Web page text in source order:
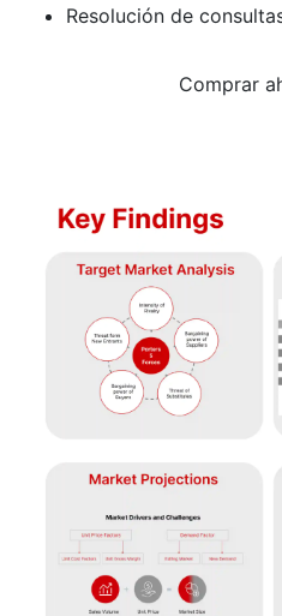
Resolución de
Comprar